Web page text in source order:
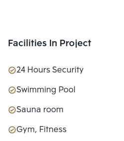
Facilities In Project
24 Hours Security
Swimming Pool
Sauna room
Gym, Fitness